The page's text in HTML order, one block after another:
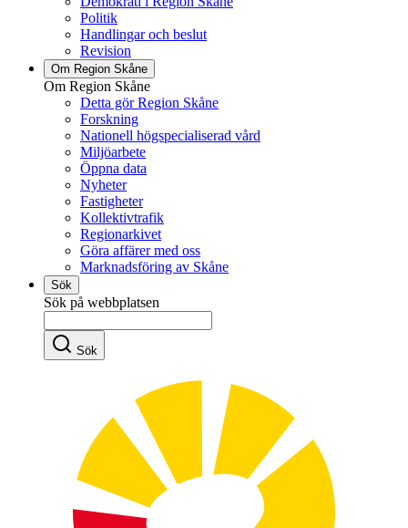
Politik
Handlingar och beslut
Revision
Om Region Skåne
Om Region Skåne
Detta gör Region Skåne
Forskning
Nationell högspecialiserad vård
Miljöarbete
Öppna data
Nyheter
Fastigheter
Kollektivtrafik
Regionarkivet
Göra affärer med oss
Marknadsföring av Skåne
Sök
Sök på webbplatsen
Sök